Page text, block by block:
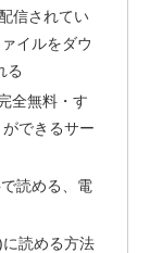
信されてい
イルをダウ
る
全無料・す
できるサー
読める、電
読める方法